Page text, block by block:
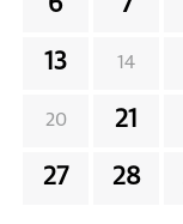
6 7
13 14
20 21
27 28